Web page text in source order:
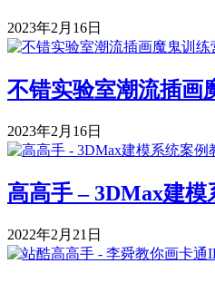
2023年2月16日
不错实验室潮流插画
2023年2月16日
高高手 – 3DMax建
2022年2月21日